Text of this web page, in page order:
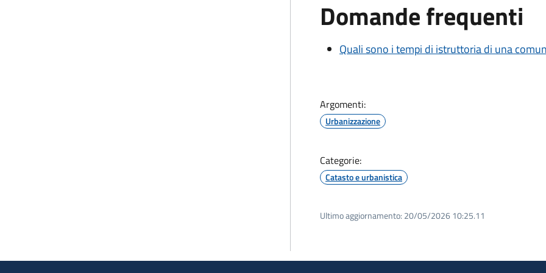
Domande frequenti
Quali sono i tempi di istruttoria di una
Argomenti:
Urbanizzazione
Categorie:
Catasto e urbanistica
Ultimo aggiornamento: 20/05/2026 10:25.11